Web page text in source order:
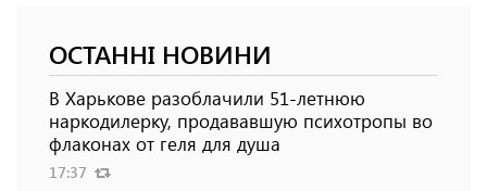
ОСТАННІ НОВИНИ
В Харькове разоблачили 51-летнюю
наркодилерку, продававшую психотропы во
флаконах от геля для душа
17:37